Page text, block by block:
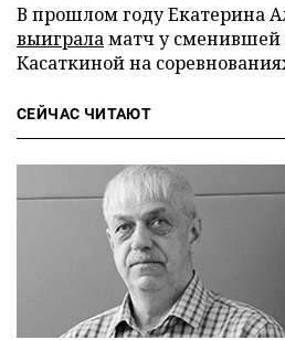
В прошлом году Екатерина
выиграламатч у сменившей
Касаткиной на
СЕЙЧАС ЧИТАЮТ